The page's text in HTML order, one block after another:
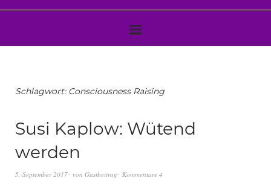
Schlagwort: Consciousness Raising
Susi Kaplow: Wütend
werden
5. September 2017 von Gastbeitrag Kommentare 4